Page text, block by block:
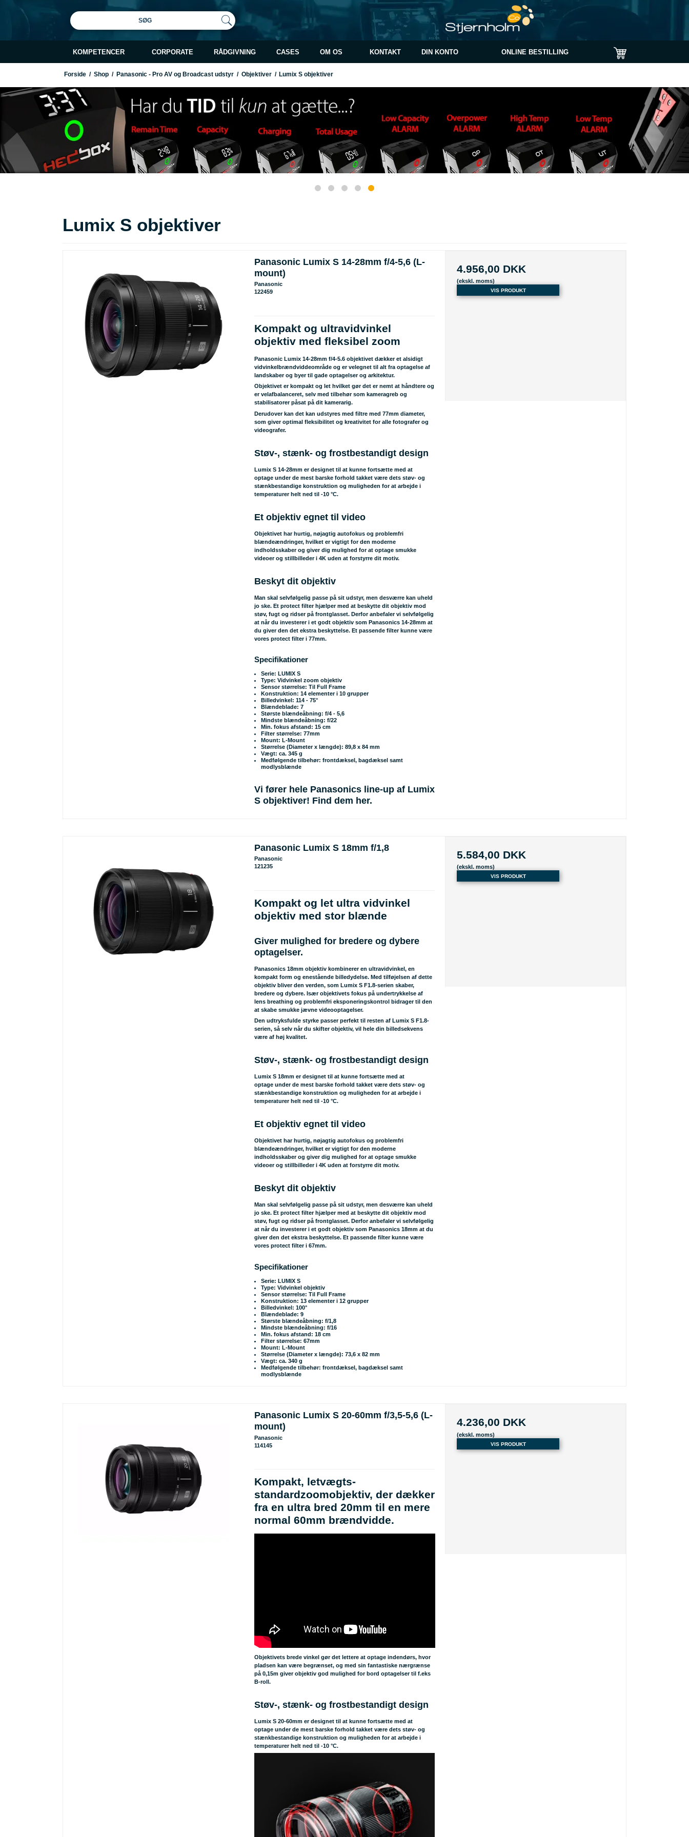
SØG
KOMPETENCER CORPORATE RÅDGIVNING CASES OM OS KONTAKT DIN KONTO ONLINE BESTILLING
Forside / Shop / Panasonic - Pro AV og Broadcast udstyr / Objektiver / Lumix S objektiver
Lumix S objektiver
Panasonic Lumix S 14-28mm f/4-5,6 (L-
mount)
Panasonic
122459
Kompakt og ultravidvinkel
objektiv med fleksibel zoom
Panasonic Lumix 14-28mm f/4-5.6 objektivet dækker et alsidigt
vidvinkelbrændviddeområde og er velegnet til alt fra optagelse af
landskaber og byer til gade optagelser og arkitektur.
Objektivet er kompakt og let hvilket gør det er nemt at håndtere og
er velafbalanceret, selv med tilbehør som kameragreb og
stabilisatorer påsat på dit kamerarig.
Derudover kan det kan udstyres med filtre med 77mm diameter,
som giver optimal fleksibilitet og kreativitet for alle fotografer og
videografer.
Støv-, stænk- og frostbestandigt design
Lumix S 14-28mm er designet til at kunne fortsætte med at
optage under de mest barske forhold takket være dets støv- og
stænkbestandige konstruktion og muligheden for at arbejde i
temperaturer helt ned til -10 °C.
Et objektiv egnet til video
Objektivet har hurtig, nøjagtig autofokus og problemfri
blændeændringer, hvilket er vigtigt for den moderne
indholdsskaber og giver dig mulighed for at optage smukke
videoer og stillbilleder i 4K uden at forstyrre dit motiv.
Beskyt dit objektiv
Man skal selvfølgelig passe på sit udstyr, men desværre kan uheld
jo ske. Et protect filter hjælper med at beskytte dit objektiv mod
støv, fugt og ridser på frontglasset. Derfor anbefaler vi selvfølgelig
at når du investerer i et godt objektiv som Panasonics 14-28mm at
du giver den det ekstra beskyttelse. Et passende filter kunne være
vores protect filter i 77mm.
Specifikationer
Serie: LUMIX S
Type: Vidvinkel zoom objektiv
Sensor størrelse: Til Full Frame
Konstruktion: 14 elementer i 10 grupper
Billedvinkel: 114 - 75°
Blændeblade: 7
Største blændeåbning: f/4 - 5,6
Mindste blændeåbning: f/22
Min. fokus afstand: 15 cm
Filter størrelse: 77mm
Mount: L-Mount
Størrelse (Diameter x længde): 89,8 x 84 mm
Vægt: ca. 345 g
Medfølgende tilbehør: frontdæksel, bagdæksel samt
modlysblænde
Vi fører hele Panasonics line-up af Lumix
S objektiver! Find dem her.
4.956,00 DKK
(ekskl. moms)
VIS PRODUKT
Panasonic Lumix S 18mm f/1,8
Panasonic
121235
Kompakt og let ultra vidvinkel
objektiv med stor blænde
Giver mulighed for bredere og dybere
optagelser.
Panasonics 18mm objektiv kombinerer en ultravidvinkel, en
kompakt form og enestående billedydelse. Med tilføjelsen af dette
objektiv bliver den verden, som Lumix S F1.8-serien skaber,
bredere og dybere. Især objektivets fokus på undertrykkelse af
lens breathing og problemfri eksponeringskontrol bidrager til den
at skabe smukke jævne videooptagelser.
Den udtryksfulde styrke passer perfekt til resten af Lumix S F1.8-
serien, så selv når du skifter objektiv, vil hele din billedsekvens
være af høj kvalitet.
Støv-, stænk- og frostbestandigt design
Lumix S 18mm er designet til at kunne fortsætte med at
optage under de mest barske forhold takket være dets støv- og
stænkbestandige konstruktion og muligheden for at arbejde i
temperaturer helt ned til -10 °C.
Et objektiv egnet til video
Objektivet har hurtig, nøjagtig autofokus og problemfri
blændeændringer, hvilket er vigtigt for den moderne
indholdsskaber og giver dig mulighed for at optage smukke
videoer og stillbilleder i 4K uden at forstyrre dit motiv.
Beskyt dit objektiv
Man skal selvfølgelig passe på sit udstyr, men desværre kan uheld
jo ske. Et protect filter hjælper med at beskytte dit objektiv mod
støv, fugt og ridser på frontglasset. Derfor anbefaler vi selvfølgelig
at når du investerer i et godt objektiv som Panasonics 18mm at du
giver den det ekstra beskyttelse. Et passende filter kunne være
vores protect filter i 67mm.
Specifikationer
Serie: LUMIX S
Type: Vidvinkel objektiv
Sensor størrelse: Til Full Frame
Konstruktion: 13 elementer i 12 grupper
Billedvinkel: 100°
Blændeblade: 9
Største blændeåbning: f/1,8
Mindste blændeåbning: f/16
Min. fokus afstand: 18 cm
Filter størrelse: 67mm
Mount: L-Mount
Størrelse (Diameter x længde): 73,6 x 82 mm
Vægt: ca. 340 g
Medfølgende tilbehør: frontdæksel, bagdæksel samt
modlysblænde
5.584,00 DKK
(ekskl. moms)
VIS PRODUKT
Panasonic Lumix S 20-60mm f/3,5-5,6 (L-
mount)
Panasonic
114145
Kompakt, letvægts-
standardzoomobjektiv, der dækker
fra en ultra bred 20mm til en mere
normal 60mm brændvidde.
Objektivets brede vinkel gør det lettere at optage indendørs, hvor
pladsen kan være begrænset, og med sin fantastiske nærgrænse
på 0,15m giver objektiv god mulighed for bord optagelser til f.eks
B-roll.
Støv-, stænk- og frostbestandigt design
Lumix S 20-60mm er designet til at kunne fortsætte med at
optage under de mest barske forhold takket være dets støv- og
stænkbestandige konstruktion og muligheden for at arbejde i
temperaturer helt ned til -10 °C.
4.236,00 DKK
(ekskl. moms)
VIS PRODUKT